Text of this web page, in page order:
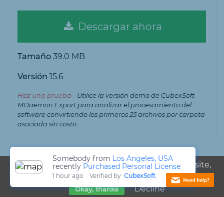
Descargar ahora
Tamaño 39.0 MB
Versión 15.6
Haz una prueba - Utilice la versión demo de CubexSoft
MDaemon Export para analizar el procesamiento del
software convirtiendo los primeros 25 archivos por carpeta
asociada sin costo.
4.9
Calificaciones
We use cookies, just to track visits to our website,
we store no personal details.Find out more
Okay, thanks Decline
Somebody from Los Angeles, USA
recently Purchased Personal License
1 hour ago Verified by CubexSoft